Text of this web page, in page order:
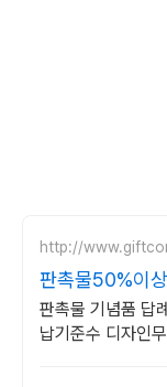
http://
판촉물50%이
판촉물 기념품 답
납기준수 디자인